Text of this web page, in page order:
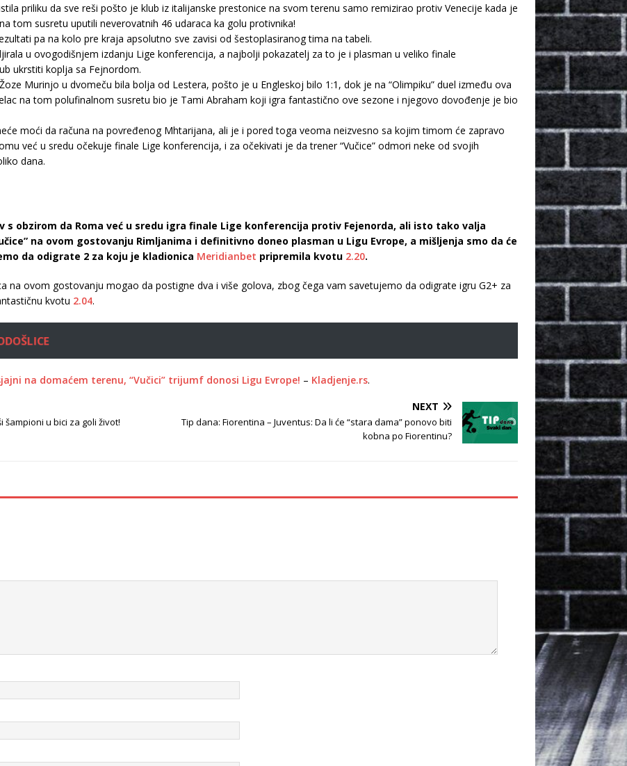
priliku da sve reši pošto je klub iz italijanske prestonice na svom terenu samo remizirao protiv Venecije kada je
tom susretu uputili neverovatnih 46 udaraca ka golu protivnika!
pa na kolo pre kraja apsolutno sve zavisi od šestoplasiranog tima na tabeli.
u ovogodišnjem izdanju Lige konferencija, a najbolji pokazatelj za to je i plasman u veliko finale
ukrstiti koplja sa Fejnordom.
Murinjo u dvomeču bila bolja od Lestera, pošto je u Engleskoj bilo 1:1, dok je na “Olimpiku” duel između ova
na tom polufinalnom susretu bio je Tami Abraham koji igra fantastično ove sezone i njegovo dovođenje je bio
moći da računa na povređenog Mhtarijana, ali je i pored toga veoma neizvesno sa kojim timom će zapravo
već u sredu očekuje finale Lige konferencija, i za očekivati je da trener “Vučice” odmori neke od svojih
dana.
s obzirom da Roma već u sredu igra finale Lige konferencija protiv Fejenorda, ali isto tako valja
na ovom gostovanju Rimljanima i definitivno doneo plasman u Ligu Evrope, a mišljenja smo da će
da odigrate 2 za koju je kladionica Meridianbet pripremila kvotu 2.20.
na ovom gostovanju mogao da postigne dva i više golova, zbog čega vam savetujemo da odigrate igru G2+ za
kvotu 2.04.
na domaćem terenu, “Vučici” trijumf donosi Ligu Evrope! – Kladjenje.rs.
šampioni u bici za goli život!
NEXT
Tip dana: Fiorentina – Juventus: Da li će “stara dama” ponovo biti
kobna po Fiorentinu?